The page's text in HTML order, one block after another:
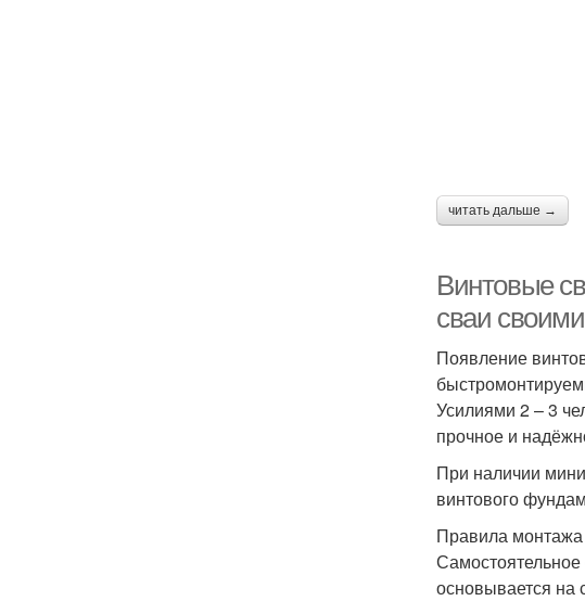
читать дальше →
Винтовые
сваи
Появление
Усилиями 2 – 3
прочное и
При наличии
винтового
Правила
основывается на